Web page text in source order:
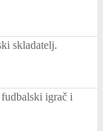
skladatelj.
igrač i